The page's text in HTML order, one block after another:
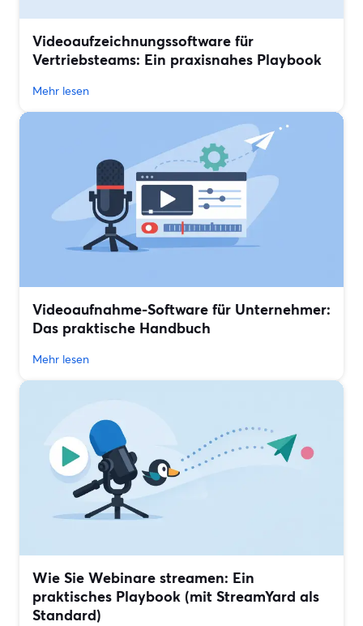
Videoaufzeichnungssoftware für
Vertriebsteams: Ein praxisnahes Playbook
Mehr lesen
Videoaufnahme-Software für Unternehmer:
Das praktische Handbuch
Mehr lesen
Wie Sie Webinare streamen: Ein
praktisches Playbook (mit StreamYard als
Standard)